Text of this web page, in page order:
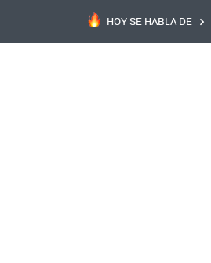
HOY SE HABLA DE